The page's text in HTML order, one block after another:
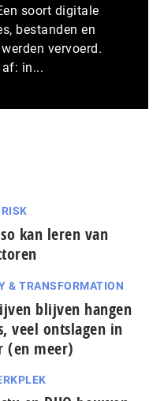
soort digitale
bestanden en
vervoerd.
in...
kan leren van
& TRANSFORMATION
blijven hangen
veel ontslagen in
(en meer)